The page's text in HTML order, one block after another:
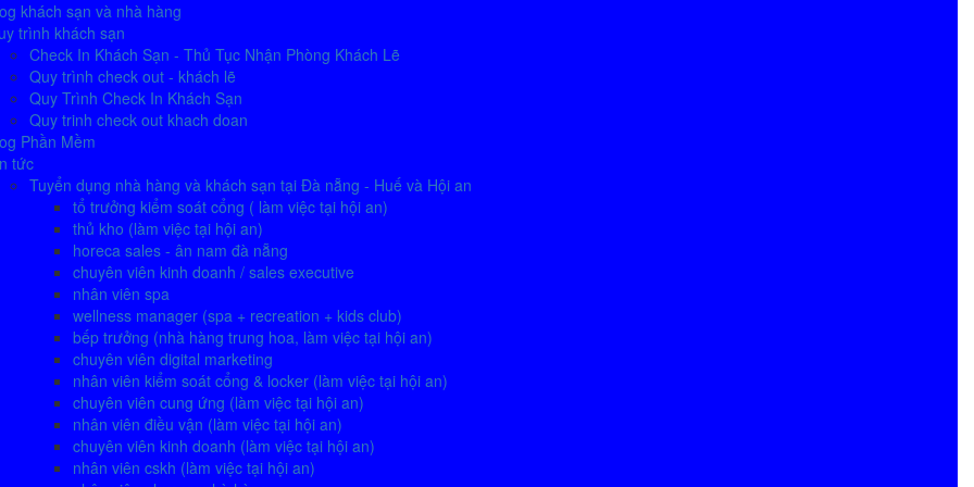
khách sạn và nhà hàng
trình khách sạn
Check In Khách Sạn - Thủ Tục Nhận Phòng Khách Lẽ
Quy trình check out - khách lẽ
Quy Trình Check In Khách Sạn
Quy trinh check out khach doan
Phần Mềm
tức
Tuyển dụng nhà hàng và khách sạn tại Đà nẵng - Huế và Hội an
tổ trưởng kiểm soát cổng ( làm việc tại hội an)
thủ kho (làm việc tại hội an)
horeca sales - ân nam đà nẵng
chuyên viên kinh doanh / sales executive
nhân viên spa
wellness manager (spa + recreation + kids club)
bếp trưởng (nhà hàng trung hoa, làm việc tại hội an)
chuyên viên digital marketing
nhân viên kiểm soát cổng & locker (làm việc tại hội an)
chuyên viên cung ứng (làm việc tại hội an)
nhân viên điều vận (làm việc tại hội an)
chuyên viên kinh doanh (làm việc tại hội an)
nhân viên cskh (làm việc tại hội an)